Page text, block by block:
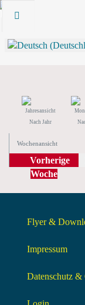
Nach Jahr
Wochenansicht
Vorherige
Woche
Flyer &
Impressum
Datenschutz &